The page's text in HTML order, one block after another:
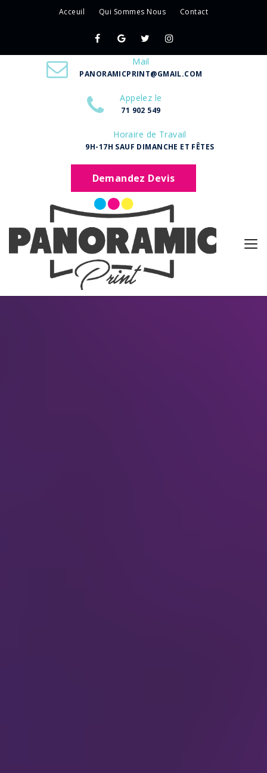
Acceuil Qui Sommes Nous Contact
Mail
PANORAMICPRINT@GMAIL.COM
Appelez le
71 902 549
Horaire de Travail
9H-17H SAUF DIMANCHE ET FÊTES
Demandez Devis